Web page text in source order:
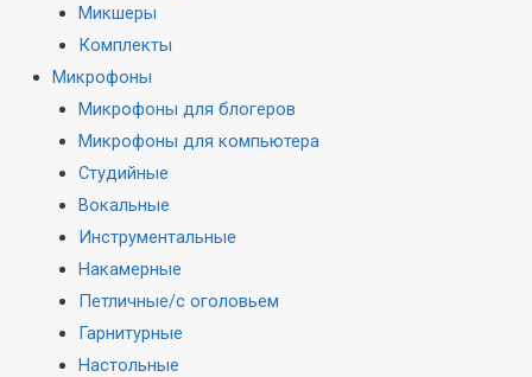
Микшеры
Комплекты
Микрофоны
Микрофоны для блогеров
Микрофоны для компьютера
Студийные
Вокальные
Инструментальные
Накамерные
Петличные/с оголовьем
Гарнитурные
Настольные